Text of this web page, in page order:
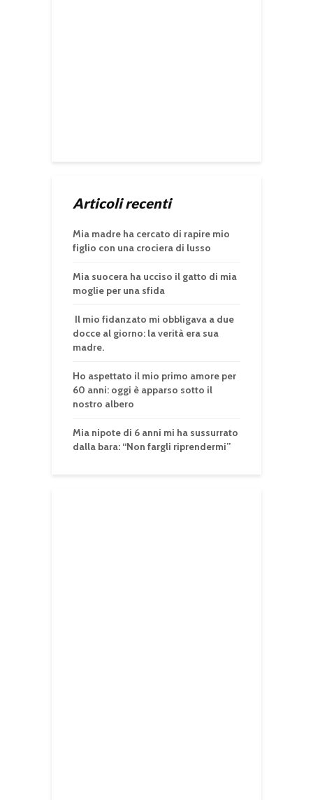
Articoli recenti
Mia madre ha cercato di rapire mio
figlio con una crociera di lusso
Mia suocera ha ucciso il gatto di mia
moglie per una sfida
Il mio fidanzato mi obbligava a due
docce al giorno: la verità era sua
madre.
Ho aspettato il mio primo amore per
60 anni: oggi è apparso sotto il
nostro albero
Mia nipote di 6 anni mi ha sussurrato
dalla bara: “Non fargli riprendermi”